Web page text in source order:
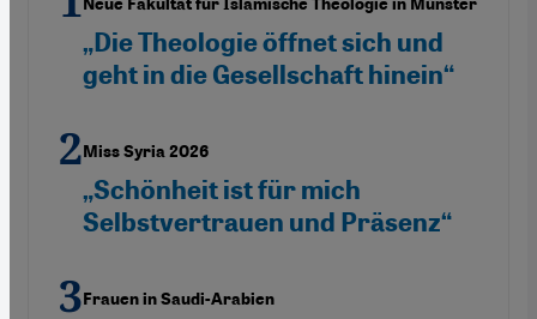
„Die Theologie öffnet sich und
geht in die Gesellschaft hinein“
Miss Syria 2026
„Schönheit ist für mich
Selbstvertrauen und Präsenz“
Frauen in Saudi-Arabien